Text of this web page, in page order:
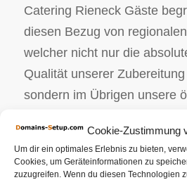
Cookie-Zustimmung
Um dir ein optimales Erlebnis zu bieten,
Cookies, um Geräteinformationen zu
zuzugreifen. Wenn du diesen Technologien
Catering Rieneck Gäste
diesen Bezug von
welcher nicht nur die
Qualität unserer
sondern im Übrigen unsere
unserem Partyservice
ein großer Stellenwert